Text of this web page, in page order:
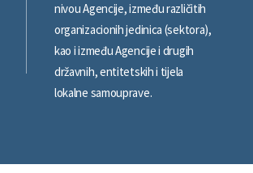
nivou Agencije, između različitih
organizacionih jedinica (sektora),
kao i između Agencije i drugih
državnih, entitetskih i tijela
lokalne samouprave.